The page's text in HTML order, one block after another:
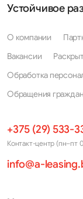
Устойчивое
О компании
Вакансии
Обработка
Обращения
+375 (29) 533-
Контакт-центр (пн–пт
info@a-